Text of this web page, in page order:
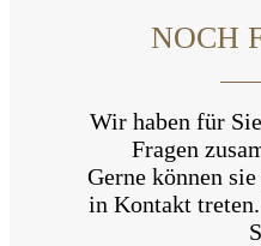
NOCH
Wir haben für
Fragen
Gerne können
in Kontakt